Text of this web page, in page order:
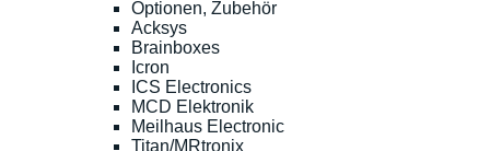
Optionen, Zubehör
Acksys
Brainboxes
Icron
ICS Electronics
MCD Elektronik
Meilhaus Electronic
Titan/MRtronix